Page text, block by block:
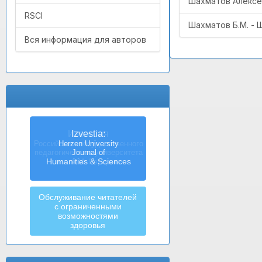
RSCI
Вся информация для авторов
Izvestia:
Herzen University
Journal of
Humanities & Sciences
Обслуживание читателей
с ограниченными
возможностями
здоровья
Шахматов Б.М. -